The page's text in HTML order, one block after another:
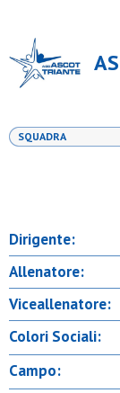
SQUADRA
Dirigente:
Allenatore:
Viceallenatore:
Colori Sociali:
Campo: